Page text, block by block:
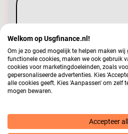
In onsprivacy statementkun
gegevens verwerken
Welkom op Usgfinance.nl!
Om je zo goed mogelijk te helpen maken
functionele cookies, maken we ook gebruik
cookies voor marketingdoeleinden, zoals
gepersonaliseerde advertenties. Kies
alle cookies geeft. Kies 'Aanpassen' om zelf
mogen bewaren.
Accepteer